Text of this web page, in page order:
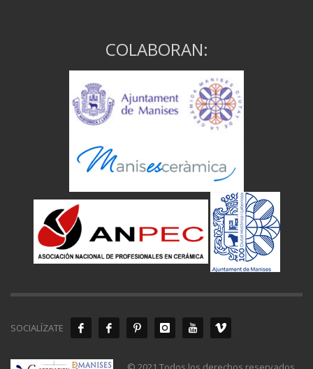
COLABORAN:
SOCIALÍZATE